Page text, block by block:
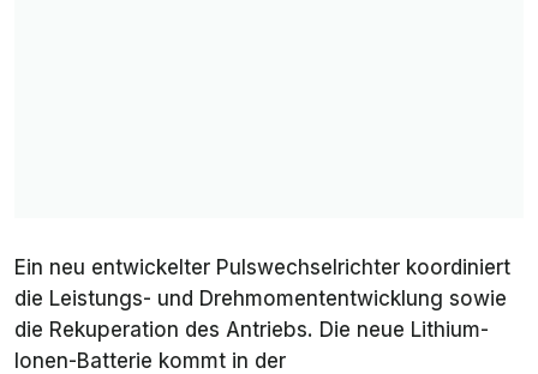
Ein neu entwickelter Pulswechselrichter koordiniert
die Leistungs- und Drehmomententwicklung sowie
die Rekuperation des Antriebs. Die neue Lithium-
Ionen-Batterie kommt in der